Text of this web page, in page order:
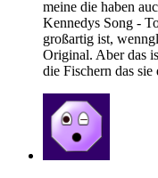
meine die haben
Kennedys Song -
großartig ist,
Original. Aber das
die Fischern das